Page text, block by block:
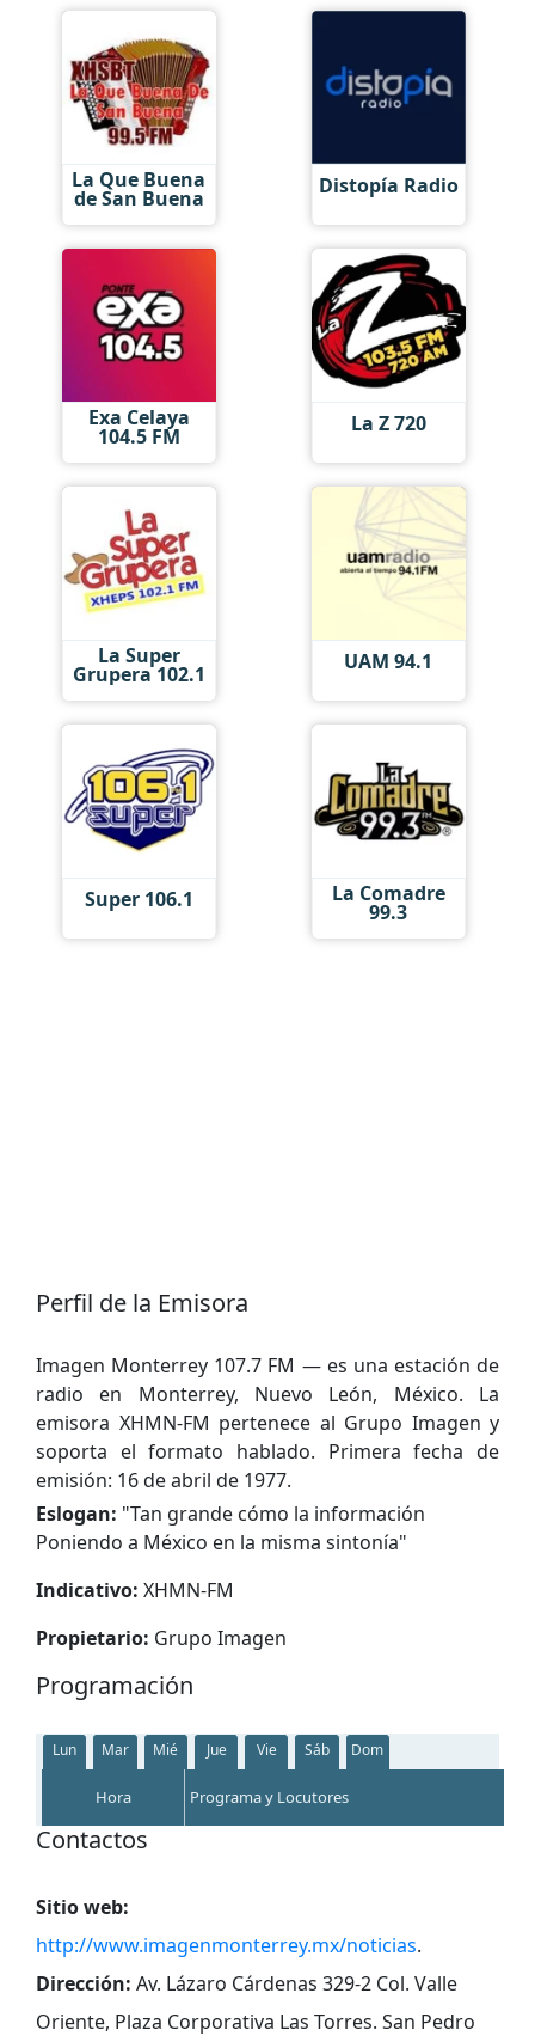
La Que Buena
de San Buena Distopía Radio
Exa Celaya
104.5 FM La Z 720
La Super
Grupera 102.1 UAM 94.1
Super 106.1 La Comadre
99.3
Perfil de la Emisora
Imagen Monterrey 107.7 FM — es una estación de
radio en Monterrey, Nuevo León, México. La
emisora XHMN-FM pertenece al Grupo Imagen y
soporta el formato hablado. Primera fecha de
emisión: 16 de abril de 1977.
Eslogan: "Tan grande cómo la información
Poniendo a México en la misma sintonía"
Indicativo: XHMN-FM
Propietario: Grupo Imagen
Programación
Lun Mar Mié Jue Vie Sáb Dom
Hora Programa y Locutores
Contactos
Sitio web:
http://www.imagenmonterrey.mx/noticias.
Dirección: Av. Lázaro Cárdenas 329-2 Col. Valle
Oriente, Plaza Corporativa Las Torres. San Pedro